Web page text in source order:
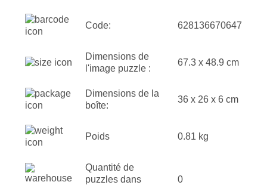
Code: 628136670647
Dimensions de
l'image puzzle :
67.3 x 48.9 cm
Dimensions de la
boîte:
36 x 26 x 6 cm
Poids 0.81 kg
Quantité de
puzzles dans
0